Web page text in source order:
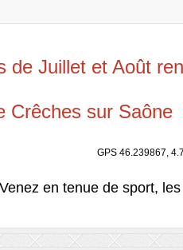
de Juillet et Août
Crêches sur Saône
GPS 46.239867,
Venez en tenue de sport,